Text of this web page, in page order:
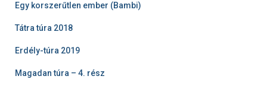
Egy korszerűtlen ember (Bambi)
Tátra túra 2018
Erdély-túra 2019
Magadan túra – 4. rész